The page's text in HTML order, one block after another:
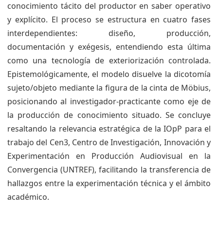
conocimiento tácito del productor en saber operativo
y explícito. El proceso se estructura en cuatro fases
interdependientes: diseño, producción,
documentación y exégesis, entendiendo esta última
como una tecnología de exteriorización controlada.
Epistemológicamente, el modelo disuelve la dicotomía
sujeto/objeto mediante la figura de la cinta de Möbius,
posicionando al investigador-practicante como eje de
la producción de conocimiento situado. Se concluye
resaltando la relevancia estratégica de la IOpP para el
trabajo del Cen3, Centro de Investigación, Innovación y
Experimentación en Producción Audiovisual en la
Convergencia (UNTREF), facilitando la transferencia de
hallazgos entre la experimentación técnica y el ámbito
académico.